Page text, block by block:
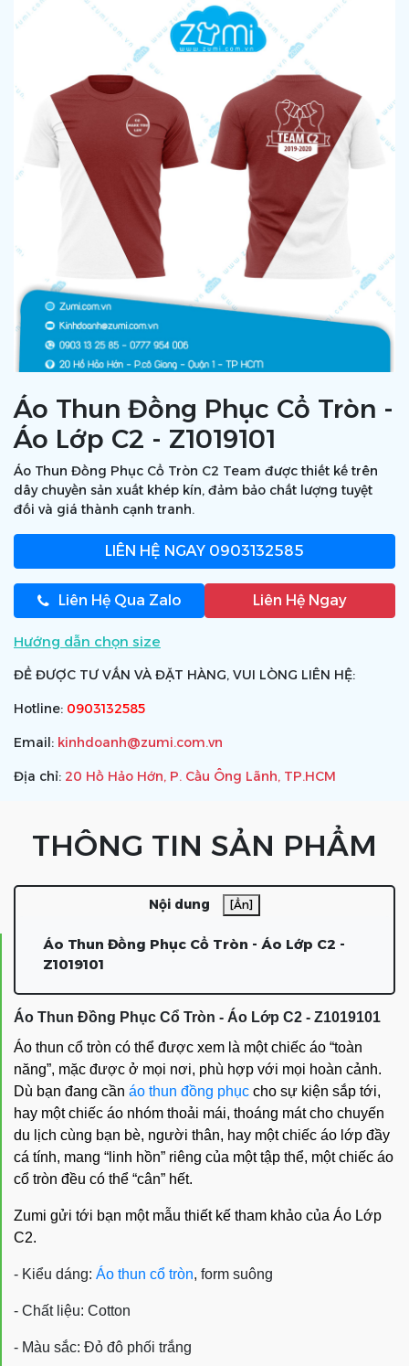
Áo Thun Đồng Phục Cổ Tròn -
Áo Lớp C2 - Z1019101
Áo Thun Đồng Phục Cổ Tròn C2 Team được thiết kế trên
dây chuyền sản xuất khép kín, đảm bảo chất lượng tuyệt
đối và giá thành cạnh tranh.
LIÊN HỆ NGAY 0903132585
Liên Hệ Qua Zalo Liên Hệ Ngay
Hướng dẫn chọn size
ĐỂ ĐƯỢC TƯ VẤN VÀ ĐẶT HÀNG, VUI LÒNG LIÊN HỆ:
Hotline: 0903132585
Email: kinhdoanh@zumi.com.vn
Địa chỉ: 20 Hồ Hảo Hớn, P. Cầu Ông Lãnh, TP.HCM
THÔNG TIN SẢN PHẨM
Nội dung [Ẩn]
Áo Thun Đồng Phục Cổ Tròn - Áo Lớp C2 -
Z1019101
Áo Thun Đồng Phục Cổ Tròn - Áo Lớp C2 - Z1019101
Áo thun cổ tròn có thể được xem là một chiếc áo “toàn
năng”, mặc được ở mọi nơi, phù hợp với mọi hoàn cảnh.
Dù bạn đang cần áo thun đồng phục cho sự kiện sắp tới,
hay một chiếc áo nhóm thoải mái, thoáng mát cho chuyến
du lịch cùng bạn bè, người thân, hay một chiếc áo lớp đầy
cá tính, mang “linh hồn” riêng của một tập thể, một chiếc áo
cổ tròn đều có thể “cân” hết.
Zumi gửi tới bạn một mẫu thiết kế tham khảo của Áo Lớp
C2.
- Kiểu dáng: Áo thun cổ tròn, form suông
- Chất liệu: Cotton
- Màu sắc: Đỏ đô phối trắng